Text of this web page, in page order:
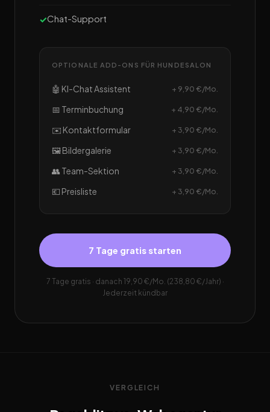
Chat-Support
OPTIONALE ADD-ONS FÜR HUNDESALON
🤖 KI-Chat Assistent + 9,90 €/Mo.
📅 Terminbuchung + 4,90 €/Mo.
✉️ Kontaktformular + 3,90 €/Mo.
🖼️ Bildergalerie + 3,90 €/Mo.
👥 Team-Sektion + 3,90 €/Mo.
💶 Preisliste + 3,90 €/Mo.
7 Tage gratis starten
7 Tage gratis · danach 19,90 €/Mo. (238,80 €/Jahr) ·
Jederzeit kündbar
VERGLEICH